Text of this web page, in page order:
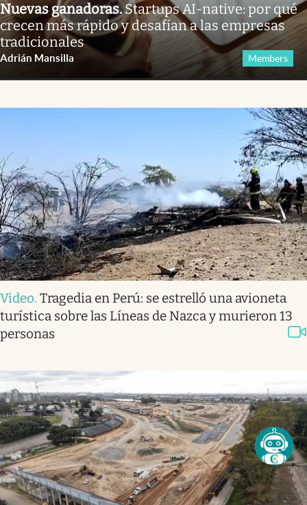
Nuevas ganadoras.Startups AI-native: por qué
crecen más rápido y desafían a las empresas
tradicionales
Adrián Mansilla Members
Video. Tragedia en Perú: se estrelló una avioneta
turística sobre las Líneas de Nazca y murieron 13
personas